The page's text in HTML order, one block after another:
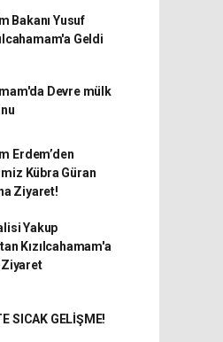
Bakanı Yusuf
Geldi
Devre mülk
Erdem’den
Kübra Güran
Ziyaret!
Yakup
Kızılcahamam'a
Ziyaret
SICAK GELİŞME!